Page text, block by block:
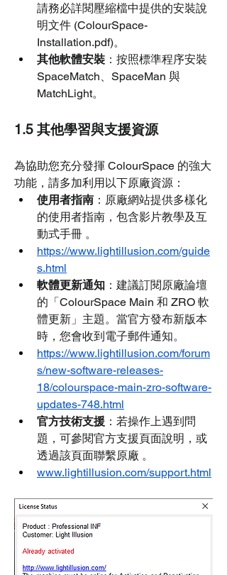
請務必詳閱壓縮檔中提供的安裝說
明文件 (ColourSpace-
Installation.pdf)。
其他軟體安裝 ：按照標準程序安裝
SpaceMatch、SpaceMan 與
MatchLight。
1.5 其他學習與支援資源
為協助您充分發揮 ColourSpace 的強大
功能，請多加利用以下原廠資源：
使用者指南 ：原廠網站提供多樣化
的使用者指南，包含影片教學及互
動式手冊 。
https://www.lightillusion.com/guide
s.html
軟體更新通知 ：建議訂閱原廠論壇
的「ColourSpace Main 和 ZRO 軟
體更新」主題。當官方發布新版本
時，您會收到電子郵件通知。
https://www.lightillusion.com/forum
s/new-software-releases-
18/colourspace-main-zro-software-
updates-748.html
官方技術支援 ：若操作上遇到問
題，可參閱官方支援頁面說明，或
透過該頁面聯繫原廠 。
www.lightillusion.com/support.html